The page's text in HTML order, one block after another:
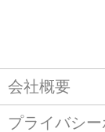
会社概要
プライバシ